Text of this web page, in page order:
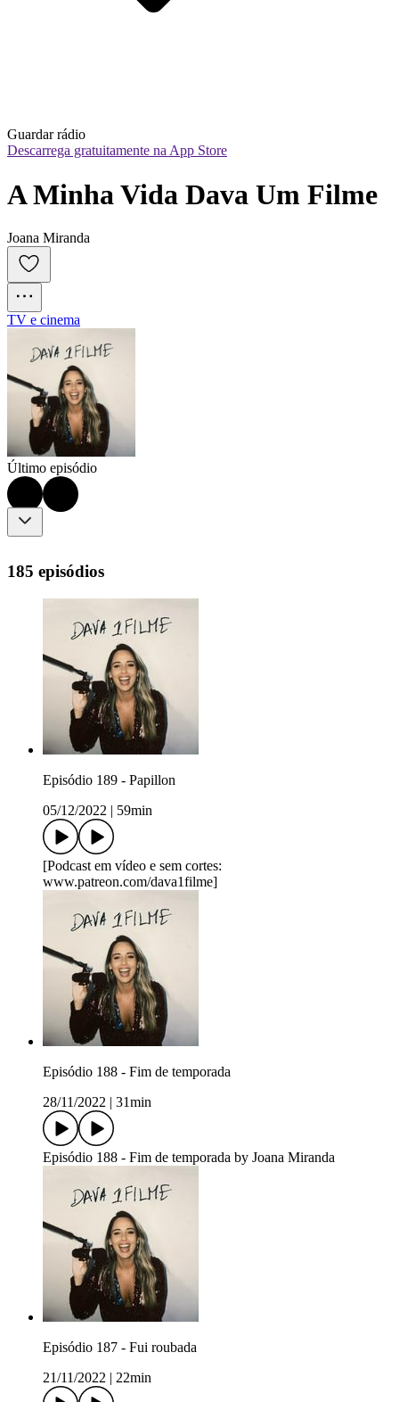
Guardar rádio
Descarrega gratuitamente na App Store
A Minha Vida Dava Um Filme
Joana Miranda
TV e cinema
Último episódio
185 episódios
Episódio 189 - Papillon
05/12/2022 | 59min
[Podcast em vídeo e sem cortes:
www.patreon.com/dava1filme]
Episódio 188 - Fim de temporada
28/11/2022 | 31min
Episódio 188 - Fim de temporada by Joana Miranda
Episódio 187 - Fui roubada
21/11/2022 | 22min